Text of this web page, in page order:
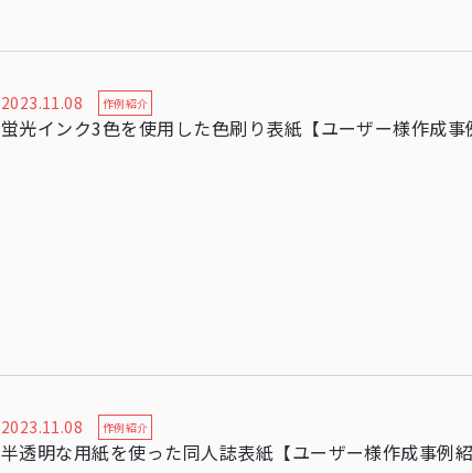
2023.11.08 作例紹介
蛍光インク3色を使用した色刷り表紙【ユーザー様作成事
2023.11.08 作例紹介
半透明な用紙を使った同人誌表紙【ユーザー様作成事例紹